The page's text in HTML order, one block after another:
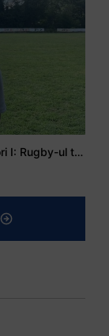
Mohamed Salhi, vicecampion național juniori I: Rugby-ul te învață să accepți și înfrângerile